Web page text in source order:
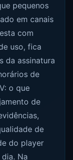
pequenos
em canais
com
uso, fica
da assinatura
de
o que
de
de
do player
Na